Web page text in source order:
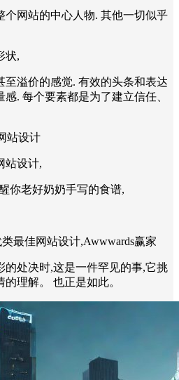
个网站的中心人物. 其他一切似乎
状,
至溢价的感觉. 有效的头条和表达
. 每个要素都是为了建立信任、
站设计
站设计,
你老好奶奶手写的食谱,
最佳网站设计,Awwwards赢家
的处决时,这是一件罕见的事,它挑
理解。 也正是如此。